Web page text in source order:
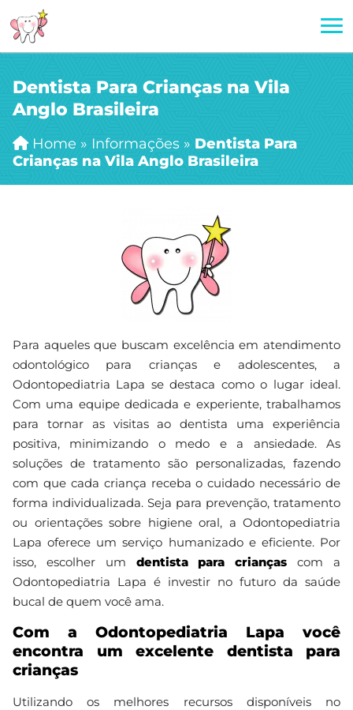
Dentista Para Crianças na Vila
Anglo Brasileira
Home » Informações » Dentista Para
Crianças na Vila Anglo Brasileira
Para aqueles que buscam excelência em atendimento
odontológico para crianças e adolescentes, a
Odontopediatria Lapa se destaca como o lugar ideal.
Com uma equipe dedicada e experiente, trabalhamos
para tornar as visitas ao dentista uma experiência
positiva, minimizando o medo e a ansiedade. As
soluções de tratamento são personalizadas, fazendo
com que cada criança receba o cuidado necessário de
forma individualizada. Seja para prevenção, tratamento
ou orientações sobre higiene oral, a Odontopediatria
Lapa oferece um serviço humanizado e eficiente. Por
isso, escolher um dentista para crianças com a
Odontopediatria Lapa é investir no futuro da saúde
bucal de quem você ama.
Com a Odontopediatria Lapa você
encontra um excelente dentista para
crianças
Utilizando os melhores recursos disponíveis no